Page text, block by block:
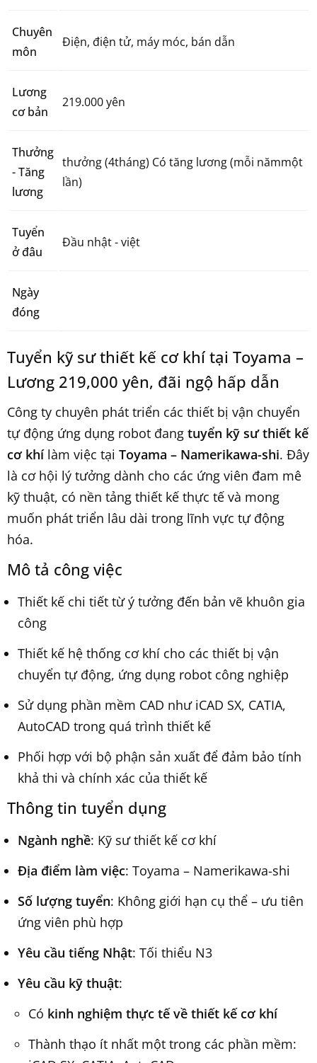
Chuyên
môn
Điện, điện tử, máy móc, bán dẫn
Lương
cơ bản
219.000 yên
Thưởng
- Tăng
lương
thưởng (4tháng) Có tăng lương (mỗi nămmột
lần)
Tuyển
ở đâu
Đầu nhật - việt
Ngày
đóng
Tuyển kỹ sư thiết kế cơ khí tại Toyama –
Lương 219,000 yên, đãi ngộ hấp dẫn
Công ty chuyên phát triển các thiết bị vận chuyển
tự động ứng dụng robot đang tuyển kỹ sư thiết kế
cơ khílàm việc tại Toyama – Namerikawa-shi. Đây
là cơ hội lý tưởng dành cho các ứng viên đam mê
kỹ thuật, có nền tảng thiết kế thực tế và mong
muốn phát triển lâu dài trong lĩnh vực tự động
hóa.
Mô tả công việc
Thiết kế chi tiết từ ý tưởng đến bản vẽ khuôn gia
công
Thiết kế hệ thống cơ khí cho các thiết bị vận
chuyển tự động, ứng dụng robot công nghiệp
Sử dụng phần mềm CAD như iCAD SX, CATIA,
AutoCAD trong quá trình thiết kế
Phối hợp với bộ phận sản xuất để đảm bảo tính
khả thi và chính xác của thiết kế
Thông tin tuyển dụng
Ngành nghề: Kỹ sư thiết kế cơ khí
Địa điểm làm việc: Toyama – Namerikawa-shi
Số lượng tuyển: Không giới hạn cụ thể – ưu tiên
ứng viên phù hợp
Yêu cầu tiếng Nhật: Tối thiểu N3
Yêu cầu kỹ thuật:
Có kinh nghiệm thực tế về thiết kế cơ khí
Thành thạo ít nhất một trong các phần mềm: